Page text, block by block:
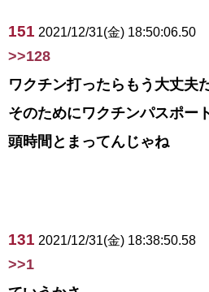
151 2021/12/31(金) 18:50:06.50
>>128
ワクチン打ったらもう大丈夫
そのためにワクチンパスポー
頭時間とまってんじゃね
131 2021/12/31(金) 18:38:50.58
>>1